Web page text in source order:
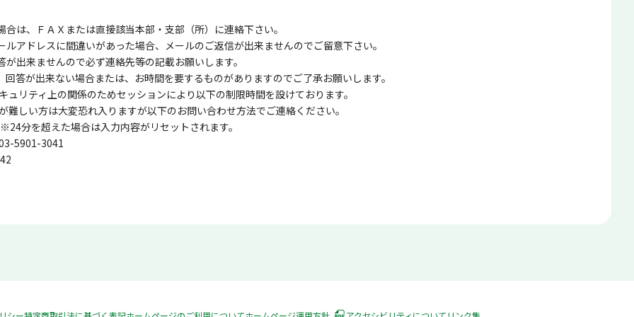
合は、ＦＡＸまたは直接該当本部・支部（所）に連絡下さい。
ルアドレスに間違いがあった場合、メールのご返信が出来ませんのでご留意下さい。
が出来ませんので必ず連絡先等の記載お願いします。
回答が出来ない場合または、お時間を要するものがありますのでご了承お願いします。
ュリティ上の関係のためセッションにより以下の制限時間を設けております。
難しい方は大変恐れ入りますが以下のお問い合わせ方法でご連絡ください。
分を超えた場合は入力内容がリセットされます。
5901-3041